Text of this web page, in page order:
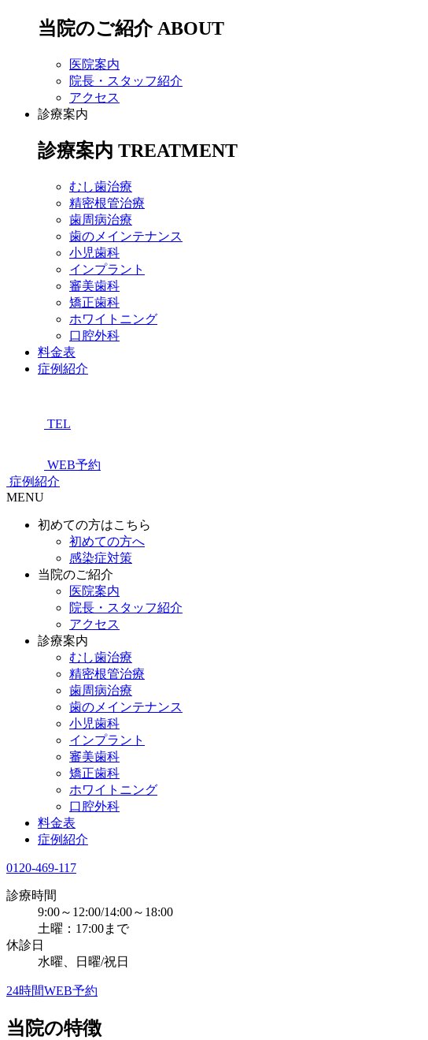
当院のご紹介 ABOUT
医院案内
院長・スタッフ紹介
アクセス
診療案内
診療案内 TREATMENT
むし歯治療
精密根管治療
歯周病治療
歯のメインテナンス
小児歯科
インプラント
審美歯科
矯正歯科
ホワイトニング
口腔外科
料金表
症例紹介
TEL
WEB予約
症例紹介
MENU
初めての方はこちら
初めての方へ
感染症対策
当院のご紹介
医院案内
院長・スタッフ紹介
アクセス
診療案内
むし歯治療
精密根管治療
歯周病治療
歯のメインテナンス
小児歯科
インプラント
審美歯科
矯正歯科
ホワイトニング
口腔外科
料金表
症例紹介
0120-469-117
診療時間
9:00～12:00/14:00～18:00
土曜：17:00まで
休診日
水曜、日曜/祝日
24時間WEB予約
当院の特徴